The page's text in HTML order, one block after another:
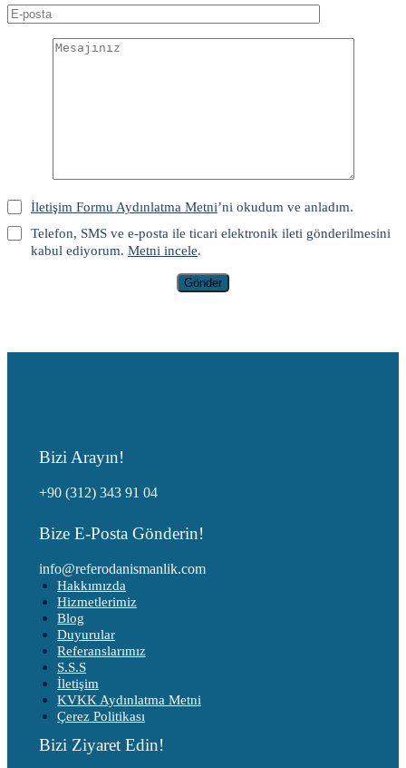
İletişim Formu Aydınlatma Metni’ni okudum ve anladım.
Telefon, SMS ve e-posta ile ticari elektronik ileti gönderilmesini
kabul ediyorum. Metni incele.
Gönder
Bizi Arayın!
+90 (312) 343 91 04
Bize E-Posta Gönderin!
info@referodanismanlik.com
Hakkımızda
Hizmetlerimiz
Blog
Duyurular
Referanslarımız
S.S.S
İletişim
KVKK Aydınlatma Metni
Çerez Politikası
Bizi Ziyaret Edin!